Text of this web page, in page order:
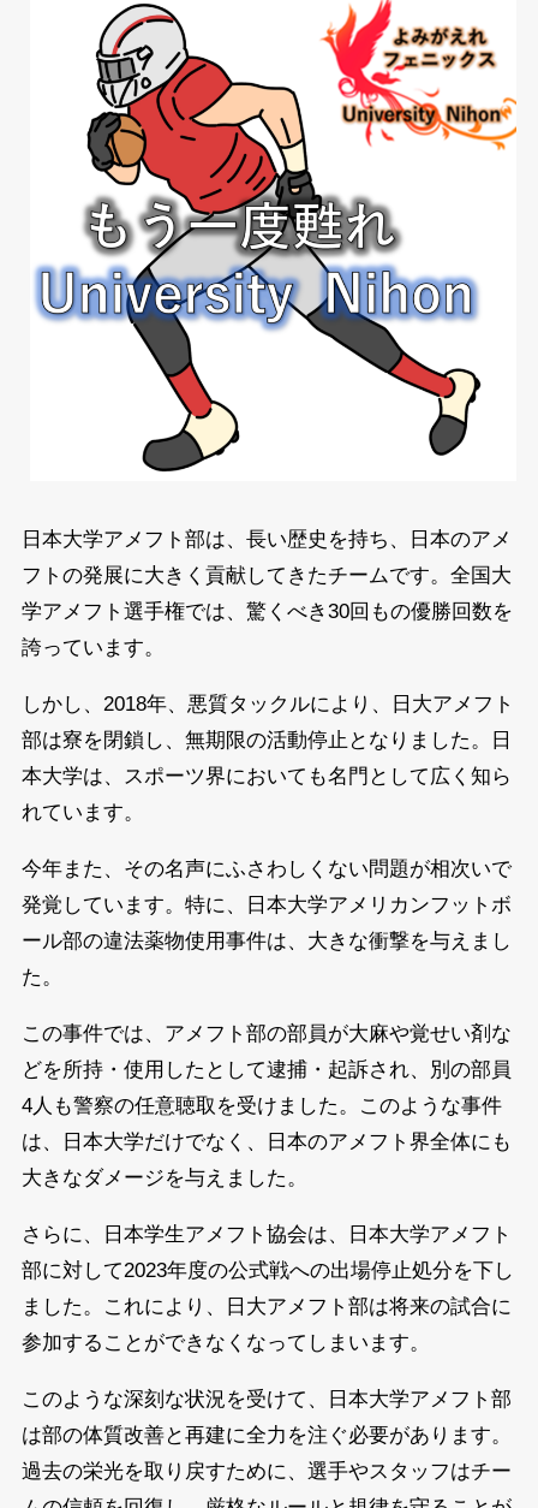
日本大学アメフト部は、長い歴史を持ち、日本のアメ
フトの発展に大きく貢献してきたチームです。全国大
学アメフト選手権では、驚くべき30回もの優勝回数を
誇っています。
しかし、2018年、悪質タックルにより、日大アメフト
部は寮を閉鎖し、無期限の活動停止となりました。日
本大学は、スポーツ界においても名門として広く知ら
れています。
今年また、その名声にふさわしくない問題が相次いで
発覚しています。特に、日本大学アメリカンフットボ
ール部の違法薬物使用事件は、大きな衝撃を与えまし
た。
この事件では、アメフト部の部員が大麻や覚せい剤な
どを所持・使用したとして逮捕・起訴され、別の部員
4人も警察の任意聴取を受けました。このような事件
は、日本大学だけでなく、日本のアメフト界全体にも
大きなダメージを与えました。
さらに、日本学生アメフト協会は、日本大学アメフト
部に対して2023年度の公式戦への出場停止処分を下し
ました。これにより、日大アメフト部は将来の試合に
参加することができなくなってしまいます。
このような深刻な状況を受けて、日本大学アメフト部
は部の体質改善と再建に全力を注ぐ必要があります。
過去の栄光を取り戻すために、選手やスタッフはチー